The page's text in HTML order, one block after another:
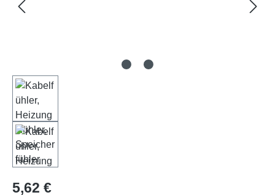
Regulärer Preis:
5,62 €